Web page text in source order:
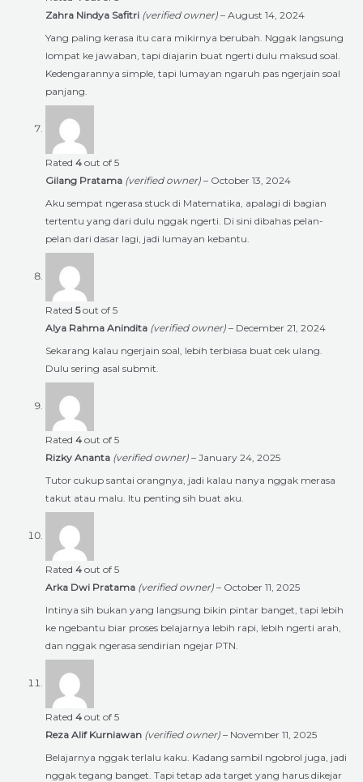
Zahra Nindya Safitri (verified owner) – August 14, 2024
Yang paling kerasa itu cara mikirnya berubah. Nggak langsung
lompat ke jawaban, tapi diajarin buat ngerti dulu maksud soal.
Kedengarannya simple, tapi lumayan ngaruh pas ngerjain soal
panjang.
Rated 4 out of 5
Gilang Pratama (verified owner) – October 13, 2024
Aku sempat ngerasa stuck di Matematika, apalagi di bagian
tertentu yang dari dulu nggak ngerti. Di sini dibahas pelan-
pelan dari dasar lagi, jadi lumayan kebantu.
Rated 5out of 5
Alya Rahma Anindita (verified owner) – December 21, 2024
Sekarang kalau ngerjain soal, lebih terbiasa buat cek ulang.
Dulu sering asal submit.
Rated 4 out of 5
Rizky Ananta (verified owner) – January 24, 2025
Tutor cukup santai orangnya, jadi kalau nanya nggak merasa
takut atau malu. Itu penting sih buat aku.
Rated 4 out of 5
Arka Dwi Pratama (verified owner) – October 11, 2025
Intinya sih bukan yang langsung bikin pintar banget, tapi lebih
ke ngebantu biar proses belajarnya lebih rapi, lebih ngerti arah,
dan nggak ngerasa sendirian ngejar PTN.
Rated 4 out of 5
Reza Alif Kurniawan (verified owner) – November 11, 2025
Belajarnya nggak terlalu kaku. Kadang sambil ngobrol juga, jadi
nggak tegang banget. Tapi tetap ada target yang harus dikejar